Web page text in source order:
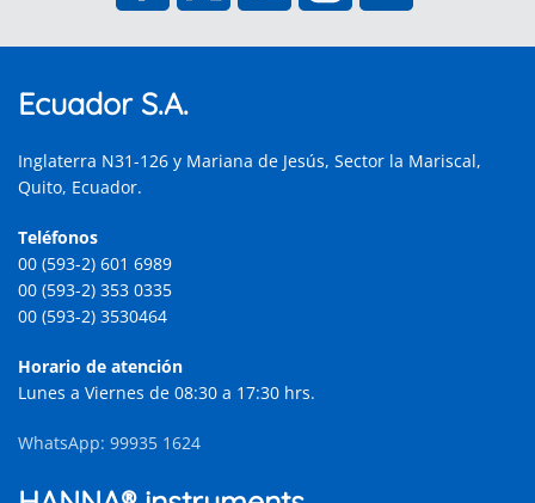
Ecuador S.A.
Inglaterra N31-126 y Mariana de Jesús, Sector la Mariscal,
Quito, Ecuador.
Teléfonos
00 (593-2) 601 6989
00 (593-2) 353 0335
00 (593-2) 3530464
Horario de atención
Lunes a Viernes de 08:30 a 17:30 hrs.
WhatsApp: 99935 1624